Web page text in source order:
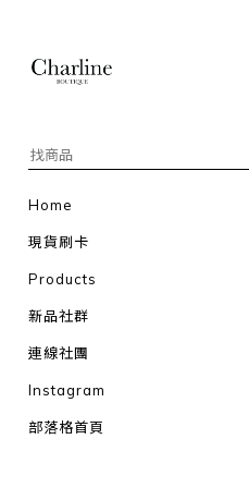
Home
現貨刷卡
Products
新品社群
連線社團
Instagram
部落格首頁